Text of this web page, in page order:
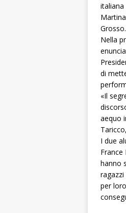
italiana
Grosso.
Nella
di
«Il
aequo
I due
hanno
per